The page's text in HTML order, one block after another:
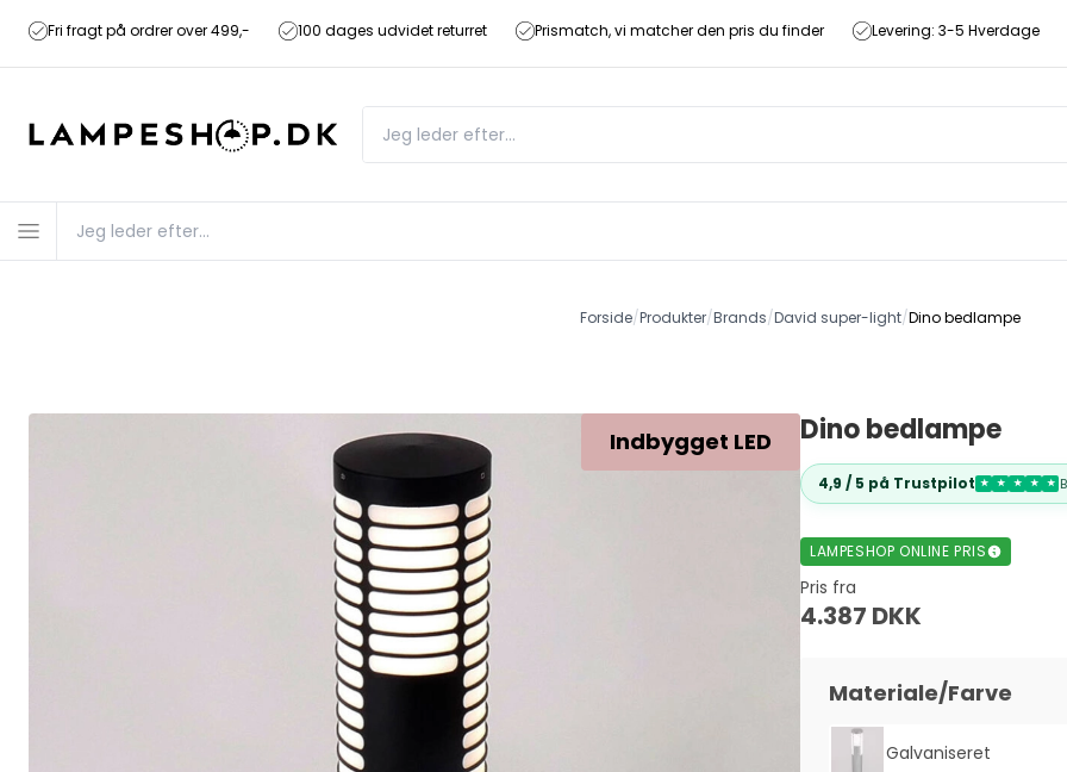
Fri fragt på ordrer over 499,- 100 dages udvidet returret Prismatch, vi matcher den pris du finder Levering: 3-5 Hverdage
Forside/Produkter/Brands/David super-light/Dino bedlampe
Indbygget LED Dino bedlampe
4,9 / 5 på Trustpilot ★ ★ ★ ★ ★
LAMPESHOP ONLINE PRIS
Pris fra
4.387 DKK
Materiale/Farve
Galvaniseret